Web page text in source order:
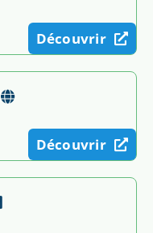
Découvrir
Découvrir